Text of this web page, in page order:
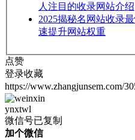
人注目的收录网站介绍
2025揭秘名网站收录
速提升网站权重
点赞
登录收藏
https://www.zhangjunsem.com/
ynxtwl
微信号已复制
加个微信